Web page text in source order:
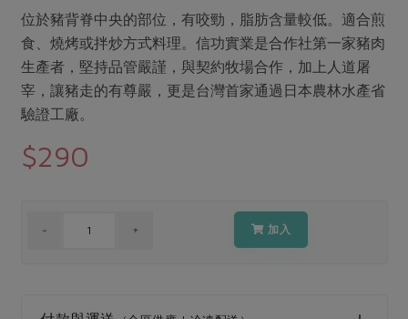
美妝保養 個人清潔
家庭清潔 織品
日用品 圖書禮品
優惠專區
主題食譜
異國料理
年菜食譜
養身食補
30%rPET紅烏龍茶
2024農業發展計畫年度報告
更多議題活動
更多議題
生活者e週報
綠主張月刊
典藏閱覽室
社務專區
選舉專區
媒體報導
位於豬背脊中央的部位，有咬勁，脂肪含量較低。適合煎
食、燒烤或拌炒方式料理。信功實業是合作社第一家豬肉
生產者，堅持品管嚴謹，與契約牧場合作，加上人道屠
宰，讓豬走的有尊嚴，更是台灣首家通過日本農林水產省
驗證工廠。
$290
加入